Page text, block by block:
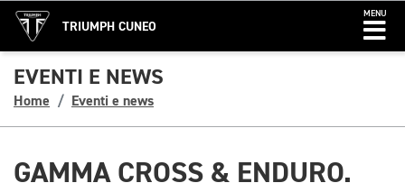
TRIUMPH CUNEO
MENU
EVENTI E NEWS
Home Eventi e news
GAMMA CROSS & ENDURO.